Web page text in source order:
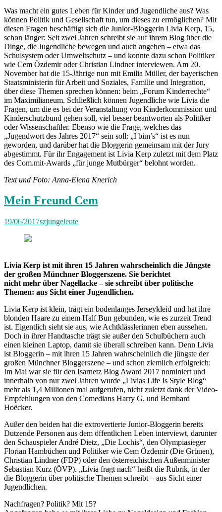
Was macht ein gutes Leben für Kinder und Jugendliche aus? Was
können Politik und Gesellschaft tun, um dieses zu ermöglichen? Mit
diesen Fragen beschäftigt sich die Junior-Bloggerin Livia Kerp, 15,
schon länger: Seit zwei Jahren schreibt sie auf ihrem Blog über die
Dinge, die Jugendliche bewegen und auch angehen – etwa das
Schulsystem oder Umweltschutz – und konnte dazu schon Politiker
wie Cem Özdemir oder Christian Lindner interviewen. Am 20.
November hat die 15-Jährige nun mit Emilia Müller, der bayerischen
Staatsministerin für Arbeit und Soziales, Familie und Integration,
über diese Themen sprechen können: beim „Forum Kinderrechte“
im Maximilianeum. Schließlich können Jugendliche wie Livia die
Fragen, um die es bei der Veranstaltung von Kinderkommission und
Kinderschutzbund gehen soll, viel besser beantworten als Politiker
oder Wissenschaftler. Ebenso wie die Frage, welches das
„Jugendwort des Jahres 2017“ sein soll: „I bim’s“ ist es nun
geworden, und darüber hat die Bloggerin gemeinsam mit der Jury
abgestimmt. Für ihr Engagement ist Livia Kerp zuletzt mit dem Platz
des Com.mit-Awards „für junge Mutbürger“ belohnt worden.
Text und Foto: Anna-Elena Knerich
Mein Freund Cem
19/06/2017szjungeleute
Livia Kerp ist mit ihren 15 Jahren wahrscheinlich die Jüngste
der großen Münchner Bloggerszene. Sie berichtet
nicht mehr über Nagellacke – sie schreibt über politische
Themen: aus Sicht einer Jugendlichen.
Livia Kerp ist klein, trägt ein bodenlanges Jerseykleid und hat ihre
blonden Haare zu einem Half Bun gebunden, wie es zurzeit Trend
ist. Eigentlich sieht sie aus, wie Achtklässlerinnen eben aussehen.
Doch in ihrer Handtasche trägt sie außer den Schulbüchern auch
einen kleinen Laptop, damit sie überall schreiben kann. Denn Livia
ist Bloggerin – mit ihren 15 Jahren wahrscheinlich die jüngste der
großen Münchner Bloggerszene – und schon ziemlich erfolgreich:
Im Mai war sie für den Isarnetz Blog Award 2017 nominiert und
innerhalb von nur zwei Jahren wurde „Livias Life Is Style Blog“
mehr als 1,4 Millionen mal aufgerufen, nicht zuletzt dank der Video-
Empfehlungen von den Comedians Harry G. und Bernhard
Hoëcker.
Außer den beiden hat die extrovertierte Junior-Bloggerin bereits
Dutzende Personen aus dem öffentlichen Leben interviewt, darunter
den Schauspieler André Dietz, „Die Lochis“, den Olympiasieger
Florian Hambüchen und Politiker wie Cem Özdemir (Die Grünen),
Christian Lindner (FDP) oder den österreichischen Außenminister
Sebastian Kurz (ÖVP). „Livia fragt nach“ heißt die Rubrik, in der
die Bloggerin über politische Themen schreibt – aus Sicht einer
Jugendlichen.
Nachfragen? Politik? Mit 15?